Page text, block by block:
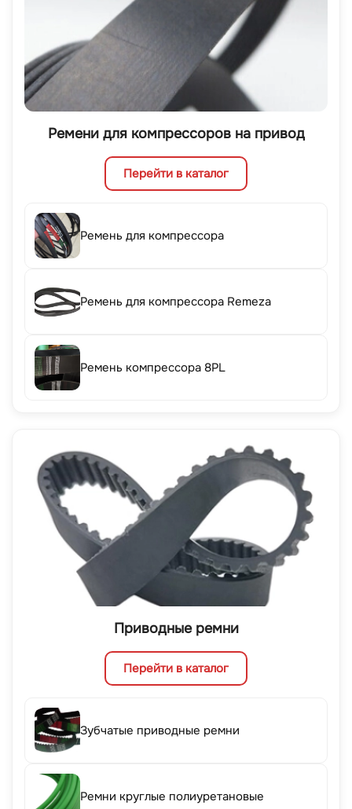
Ремени для компрессоров на привод
Перейти в каталог
Ремень для компрессора
Ремень для компрессора Remeza
Ремень компрессора 8PL
Приводные ремни
Перейти в каталог
Зубчатые приводные ремни
Ремни круглые полиуретановые